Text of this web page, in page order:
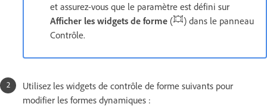
et assurez-vous que le paramètre est défini sur
Afficher les widgets de forme (
) dans le panneau
Contrôle.
Utilisez les widgets de contrôle de forme suivants pour
modifier les formes dynamiques :